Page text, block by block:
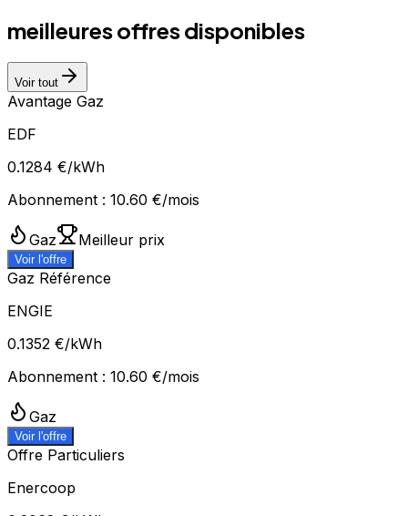
meilleures offres disponibles
Voir tout
Avantage Gaz
EDF
0.1284 €/kWh
Abonnement : 10.60 €/mois
Gaz Meilleur prix
Voir l'offre
Gaz Référence
ENGIE
0.1352 €/kWh
Abonnement : 10.60 €/mois
Gaz
Voir l'offre
Offre Particuliers
Enercoop